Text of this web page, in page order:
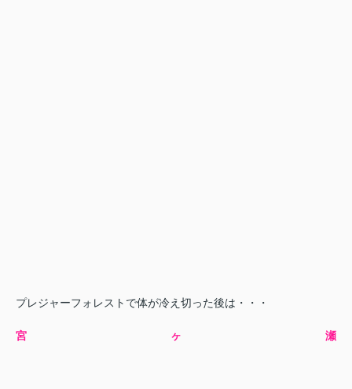
プレジャーフォレストで体が冷え切った後は・・・
宮ヶ瀬